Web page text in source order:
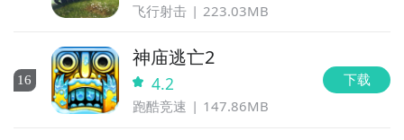
飞行射击 223.03MB
16
神庙逃亡2
4.2
跑酷竞速 147.86MB
下载